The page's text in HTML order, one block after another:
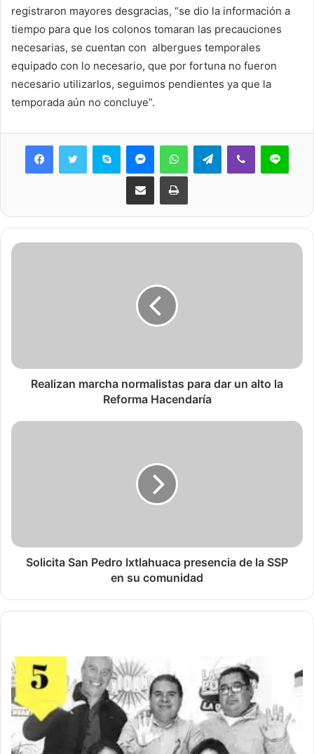
registraron mayores desgracias, “se dio la información a
tiempo para que los colonos tomaran las precauciones
necesarias, se cuentan con albergues temporales
equipado con lo necesario, que por fortuna no fueron
necesario utilizarlos, seguimos pendientes ya que la
temporada aún no concluye”.
Skype MessengerWhatsAppTelegramViber Line
Share via Email Print
Realizan marcha normalistas para dar un alto la
Reforma Hacendaría
Solicita San Pedro Ixtlahuaca presencia de la SSP
en su comunidad